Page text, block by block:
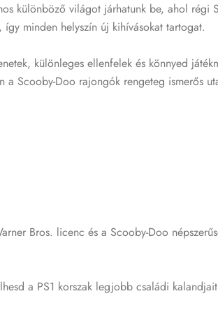
különböző világot járhatunk be, ahol régi
minden helyszín új kihívásokat tartogat.
különleges ellenfelek és könnyed
Scooby-Doo rajongók rengeteg ismerős
Bros. licenc és a Scooby-Doo
a PS1 korszak legjobb családi